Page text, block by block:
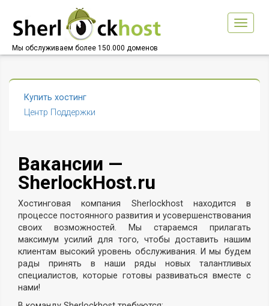
Toggle
Мы обслуживаем более 150.000 доменов
Купить хостинг
Центр Поддержки
Вакансии —
SherlockHost.ru
Хостинговая компания Sherlockhost находится в
процессе постоянного развития и усовершенствования
своих возможностей. Мы стараемся прилагать
максимум усилий для того, чтобы доставить нашим
клиентам высокий уровень обслуживания. И мы будем
рады принять в наши ряды новых талантливых
специалистов, которые готовы развиваться вместе с
нами!